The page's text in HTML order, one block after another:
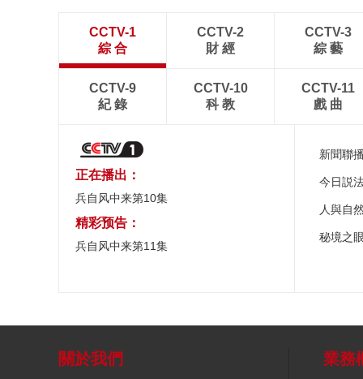
CCTV-1
綜 合
CCTV-2
財 經
CCTV-3
綜 藝
CCTV-9
紀 錄
CCTV-10
科 教
CCTV-11
戲 曲
正在播出：
兵自风中来第10集
精彩预告：
兵自风中来第11集
新聞聯
今日説
人與自
秘境之
關於我們 業務